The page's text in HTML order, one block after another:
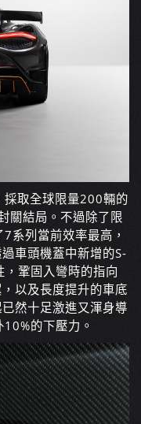
取全球限量200輛的
關結局。不過除了限
系列當前效率最高，
車頭機蓋中新增的S-
鞏固入彎時的指向
以及長度提升的車底
然十足激進又渾身導
的下壓力。